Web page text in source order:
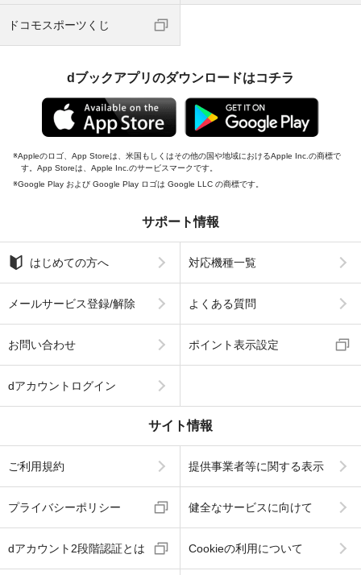
ドコモスポーツくじ
dブックアプリのダウンロードはコチラ
Appleのロゴ、App Storeは、米国もしくはその他の国や地域におけるApple Inc.の商標で
す。App Storeは、Apple Inc.のサービスマークです。
Google Play および Google Play ロゴは Google LLC の商標です。
サポート情報
はじめての方へ 対応機種一覧
メールサービス登録/解除 よくある質問
お問い合わせ ポイント表示設定
dアカウントログイン
サイト情報
ご利用規約 提供事業者等に関する表示
プライバシーポリシー 健全なサービスに向けて
dアカウント2段階認証とは Cookieの利用について